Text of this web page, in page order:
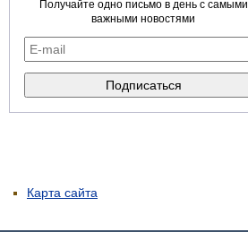
Получайте одно письмо в день с самыми
важными новостями
Карта сайта